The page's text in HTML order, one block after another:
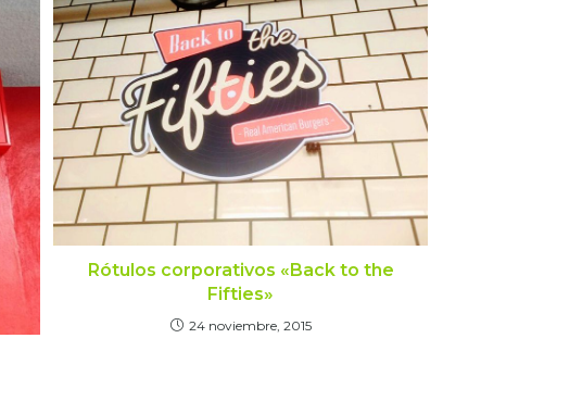
Rótulos corporativos «Back to the
Fifties»
24 noviembre, 2015